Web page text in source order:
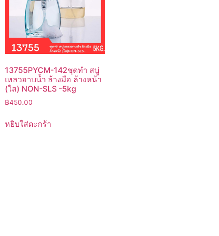
13755PYCM-142ชุดทำ สบู่
เหลวอาบน้ำ ล้างมือ ล้างหน้า
(ใส) NON-SLS -5kg
฿450.00
หยิบใส่ตะกร้า